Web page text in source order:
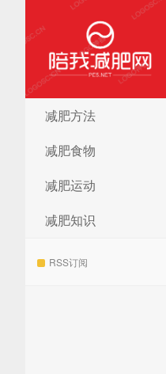
陪我减肥网
减肥方法
减肥食物
减肥运动
减肥知识
RSS订阅